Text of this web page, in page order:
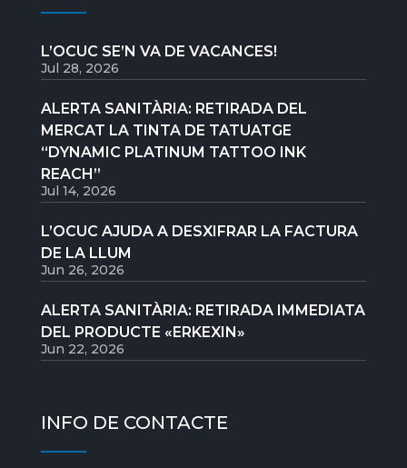
L’OCUC SE’N VA DE VACANCES!
Jul 28, 2026
ALERTA SANITÀRIA: RETIRADA DEL
MERCAT LA TINTA DE TATUATGE
“DYNAMIC PLATINUM TATTOO INK
REACH”
Jul 14, 2026
L’OCUC AJUDA A DESXIFRAR LA FACTURA
DE LA LLUM
Jun 26, 2026
ALERTA SANITÀRIA: RETIRADA IMMEDIATA
DEL PRODUCTE «ERKEXIN»
Jun 22, 2026
INFO DE CONTACTE